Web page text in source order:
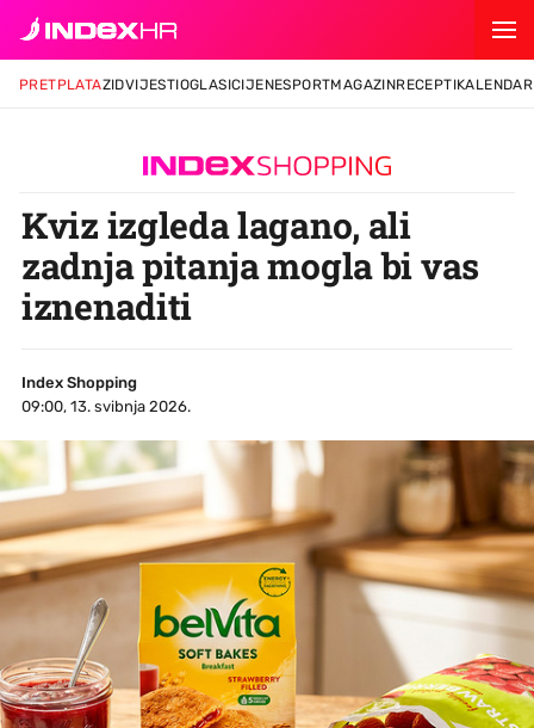
PRETPLATAZIDVIJESTIOGLASICIJENESPORTMAGAZINRECEPTIKALENDAR
Kviz izgleda lagano, ali
zadnja pitanja mogla bi vas
iznenaditi
Index Shopping
09:00, 13. svibnja 2026.